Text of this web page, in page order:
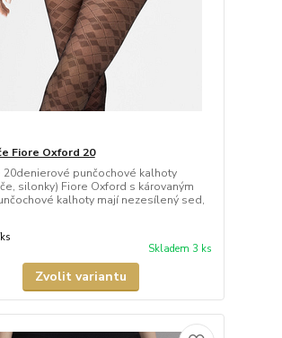
Fiore Oxford 20
20denierové punčochové kalhoty
silonky) Fiore Oxford s károvaným
kalhoty mají nezesílený sed,
ks
Skladem 3 ks
Zvolit variantu